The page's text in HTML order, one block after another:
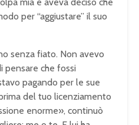
per “aggiustare” il suo
senza fiato. Non avevo
pensare che fossi
pagando per le sue
del tuo licenziamento
enorme», continuò